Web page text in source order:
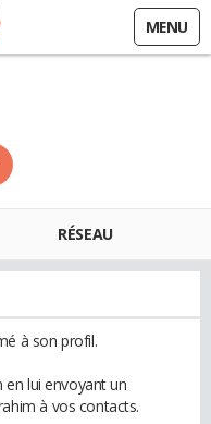
MENU
RÉSEAU
à son profil.
en lui envoyant un
à vos contacts.